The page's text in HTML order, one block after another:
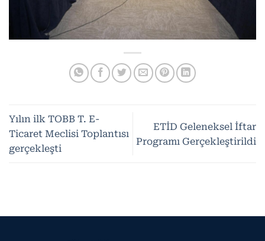
Yılın ilk TOBB T. E-
Ticaret Meclisi Toplantısı
gerçekleşti
ETİD Geleneksel İftar
Programı Gerçekleştirildi